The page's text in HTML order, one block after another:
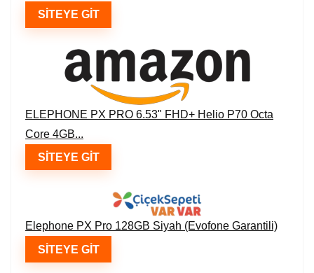
SITEYE GIT
ELEPHONE PX PRO 6.53" FHD+ Helio P70 Octa
Core 4GB...
SITEYE GIT
Elephone PX Pro 128GB Siyah (Evofone Garantili)
SITEYE GIT